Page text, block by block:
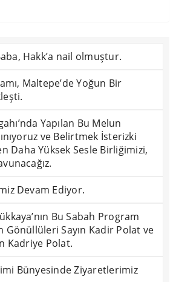
Hakk’a nail olmuştur.
Maltepe’de Yoğun Bir
Yapılan Bu Melun
ve Belirtmek İsterizki
Daha Yüksek Sesle Birliğimizi,
Devam Ediyor.
Bu Sabah Program
Gönüllüleri Sayın Kadir Polat ve
Kadriye Polat.
Bünyesinde Ziyaretlerimiz